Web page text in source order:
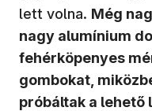
lett volna. Még
nagy alumínium
fehérköpenyes
gombokat,
próbáltak a lehető